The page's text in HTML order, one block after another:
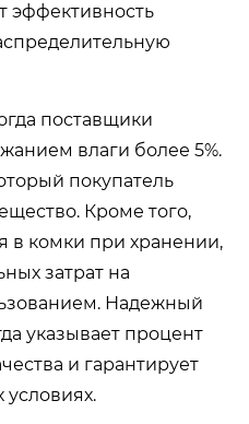
эффективность
поставщики
влаги более 5%.
покупатель
Кроме того,
в комки при хранении,
затрат на
Надежный
указывает процент
и гарантирует